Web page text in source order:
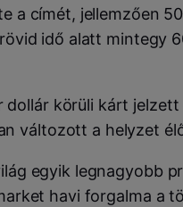
a címét, jellemzően
idő alatt mintegy
körüli kárt jelzett
változott a helyzet
egyik legnagyobb
havi forgalma a